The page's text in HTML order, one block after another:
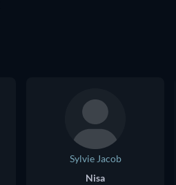
Sylvie Jacob
Nisa